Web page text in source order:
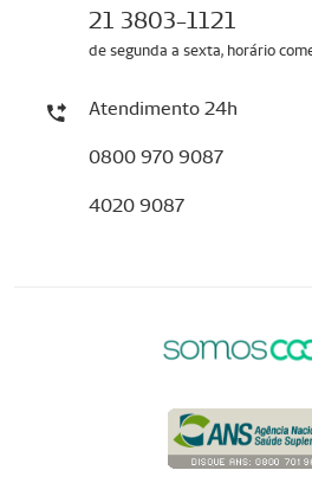
21 3803-1121
de segunda a sexta, horário
Atendimento 24h
0800 970 9087
4020 9087